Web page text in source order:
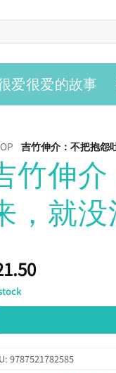
爱很爱的故事
吉竹伸介：不把抱怨
竹伸介
，就没
9787521782585